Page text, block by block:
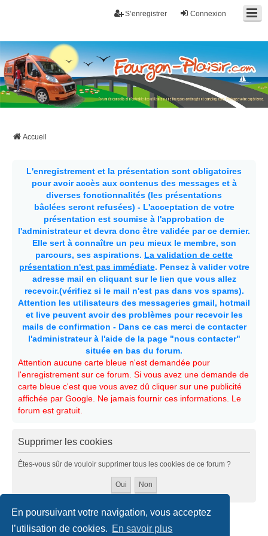
En poursuivant votre navigation, vous acceptez
l’utilisation de cookies. En savoir plus
Connexion
S’enregistrer
Fourgon-plaisir.com
Forum de conseils et d'entraide des utilisateurs de fourgons, fourgons
aménagés, vans et de camping-car. Partagez votre expérience.
Accueil
L'enregistrement et la présentation sont obligatoires
pour avoir accès aux contenus des messages et à
diverses fonctionnalités (les présentations
bâclées seront refusées) - L'acceptation de votre
présentation est soumise à l'approbation de
l'administrateur et devra donc être validée par ce dernier.
Elle sert à connaître un peu mieux le membre, son
parcours, ses aspirations. La validation de cette
présentation n'est pas immédiate. Pensez à valider votre
adresse mail en cliquant sur le lien que vous allez
recevoir.(vérifiez si le mail n'est pas dans vos spams).
Attention les utilisateurs des messageries gmail, hotmail
et live peuvent avoir des problèmes pour recevoir les
mails de confirmation - Dans ce cas merci de contacter
l'administrateur à l'aide de la page "nous contacter"
située en bas du forum.
Attention aucune carte bleue n'est demandée pour
l'enregistrement sur ce forum. Si vous avez une demande de
carte bleue c'est que vous avez dû cliquer sur une publicité
affichée par Google. Ne jamais fournir ces informations. Le
forum est gratuit.
Supprimer les cookies
Êtes-vous sûr de vouloir supprimer tous les cookies de ce forum ?
Accueil Politiques & cookies